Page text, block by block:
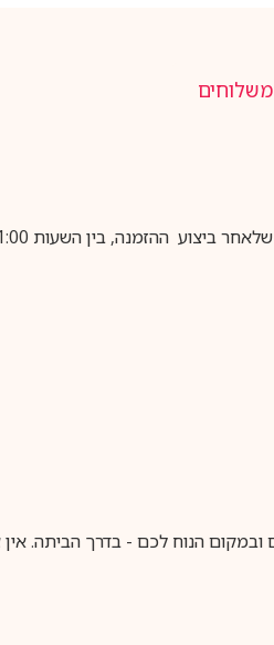
משלוחים
הנוח לכם - בדרך הביתה. אין